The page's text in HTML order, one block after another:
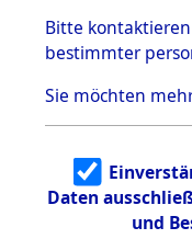
5.3.1
zu
en
5.3.2
5.3.3
Bitte kontaktieren
bestimmter
Sie möchten
Daten
und